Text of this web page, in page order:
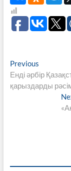
Навигация
по
записям
PreviousPrevious
post:
Енді әрбір
қарыздарды